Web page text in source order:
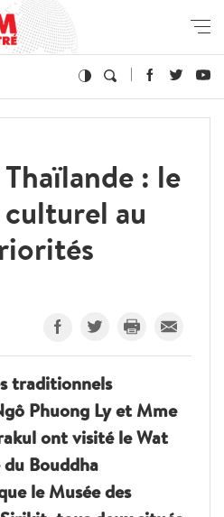
: le
au
traditionnels
Phuong Ly et Mme
ont visité le Wat
Bouddha
le Musée des